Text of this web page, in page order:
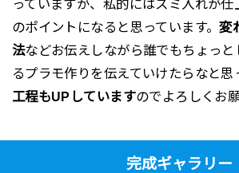
っていますが、私的にはスミ入れが
のポイントになると思っています。変
法などお伝えしながら誰でもちょっ
るプラモ作りを伝えていけたらなと思
工程もUPしていますのでよろしくお
完成ギャラリー